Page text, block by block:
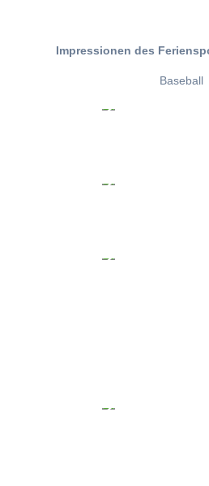
Impressionen des
Baseball